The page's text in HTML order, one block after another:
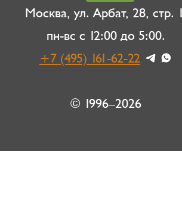
Москва, ул. Арбат, 28, стр.
пн-вс с 12:00 до 5:00.
+7 (495) 161-62-22
© 1996–2026